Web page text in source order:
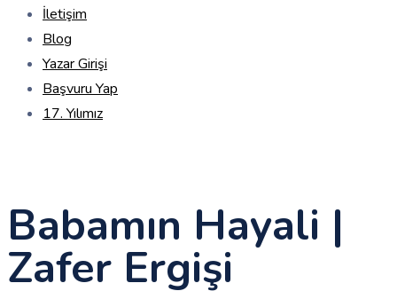
İletişim
Blog
Yazar Girişi
Başvuru Yap
17. Yılımız
Babamın Hayali |
Zafer Ergişi